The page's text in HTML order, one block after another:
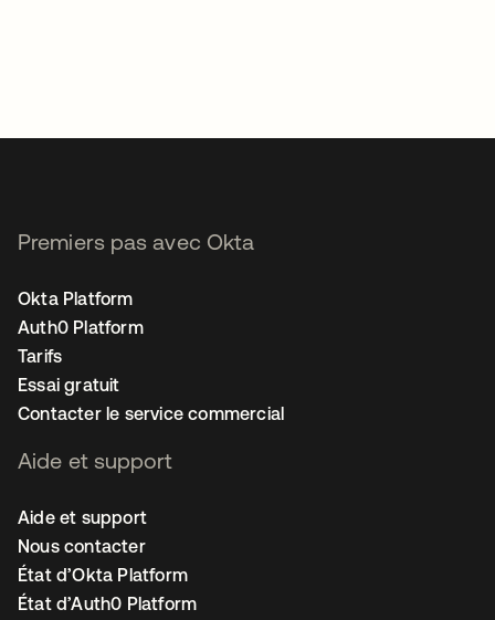
Premiers pas avec Okta
Okta Platform
Auth0 Platform
Tarifs
Essai gratuit
Contacter le service commercial
Aide et support
Aide et support
Nous contacter
État d’Okta Platform
État d’Auth0 Platform